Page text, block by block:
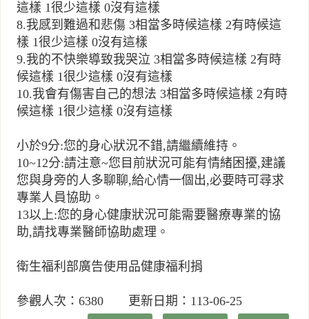
這樣 1很少這樣 0沒有這樣
8.我感到難過和悲傷 3相當多時候這樣 2有時候這
樣 1很少這樣 0沒有這樣
9.我的不快樂導致我哭泣 3相當多時候這樣 2有時
候這樣 1很少這樣 0沒有這樣
10.我會有傷害自己的想法 3相當多時候這樣 2有時
候這樣 1很少這樣 0沒有這樣
小於9分:您的身心狀況不錯,請繼續維持。
10~12分:請注意~您目前狀況可能有情緒困擾,建議
您與身旁的人多聊聊,給心情一個出,必要時可尋求
專業人員協助。
13以上:您的身心健康狀況可能需要醫療專業的協
助,請找專業醫師協助處理。
衛生福利部廣告使用品健康福利捐
參觀人次：6380 更新日期：113-06-25